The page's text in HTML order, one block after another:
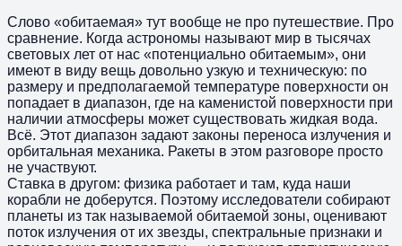
Слово «обитаемая» тут вообще не про путешествие. Про
сравнение. Когда астрономы называют мир в тысячах
световых лет от нас «потенциально обитаемым», они
имеют в виду вещь довольно узкую и техническую: по
размеру и предполагаемой температуре поверхности он
попадает в диапазон, где на каменистой поверхности при
наличии атмосферы может существовать жидкая вода.
Всё. Этот диапазон задают законы переноса излучения и
орбитальная механика. Ракеты в этом разговоре просто
не участвуют.
Ставка в другом: физика работает и там, куда наши
корабли не доберутся. Поэтому исследователи собирают
планеты из так называемой обитаемой зоны, оценивают
поток излучения от их звезды, спектральные признаки и